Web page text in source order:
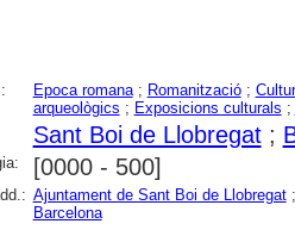
Epoca romana; Romanització;
arqueològics ; Exposicions culturals ;
Sant Boi de Llobregat;
[0000 - 500]
Ajuntament de Sant Boi de Llobregat
Barcelona